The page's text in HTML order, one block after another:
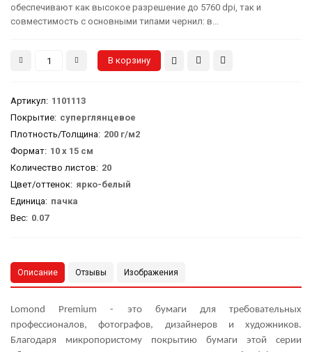
обеспечивают как высокое разрешение до 5760 dpi, так и
совместимость с основными типами чернил: в...
Артикул: 1101113
Покрытие: суперглянцевое
Плотность/Толщина: 200 г/м2
Формат: 10 х 15 см
Количество листов: 20
Цвет/оттенок: ярко-белый
Единица: пачка
Вес: 0.07
Описание Отзывы Изображения
Lomond Premium - это бумаги для требовательных
профессионалов, фотографов, дизайнеров и художников.
Благодаря микропористому покрытию бумаги этой серии